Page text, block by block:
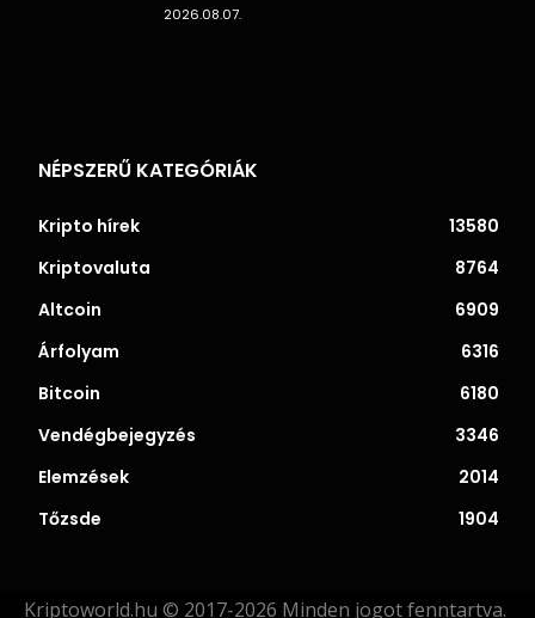
2026.08.07.
NÉPSZERŰ KATEGÓRIÁK
Kripto hírek
13580
Kriptovaluta
8764
Altcoin
6909
Árfolyam
6316
Bitcoin
6180
Vendégbejegyzés
3346
Elemzések
2014
Tőzsde
1904
Kriptoworld.hu © 2017-2026 Minden jogot fenntartva.